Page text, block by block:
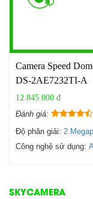
Camera Speed
DS-2AE7232TI-A
12.845.000 đ
Đánh giá:
Độ phân giải: 2
Công nghệ sử dụng:
SKYCAMERA